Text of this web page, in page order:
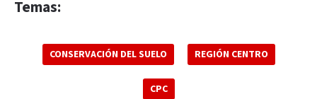
Temas:
CONSERVACIÓN DEL SUELO REGIÓN CENTRO
CPC